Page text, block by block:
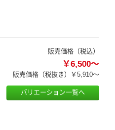
販売価格（税込）
￥6,500～
販売価格（税抜き） ￥5,910～
バリエーション一覧へ